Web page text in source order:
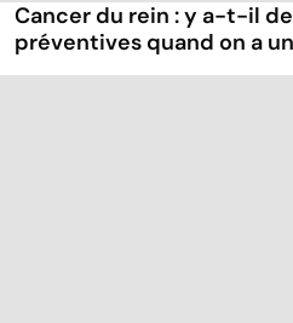
Cancer du rein : y a-t-il
préventives quand on a